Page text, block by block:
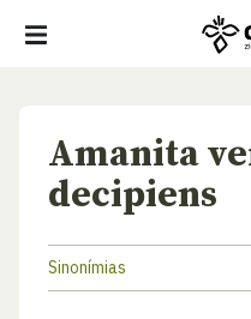
Amanita
decipiens
Sinonímias